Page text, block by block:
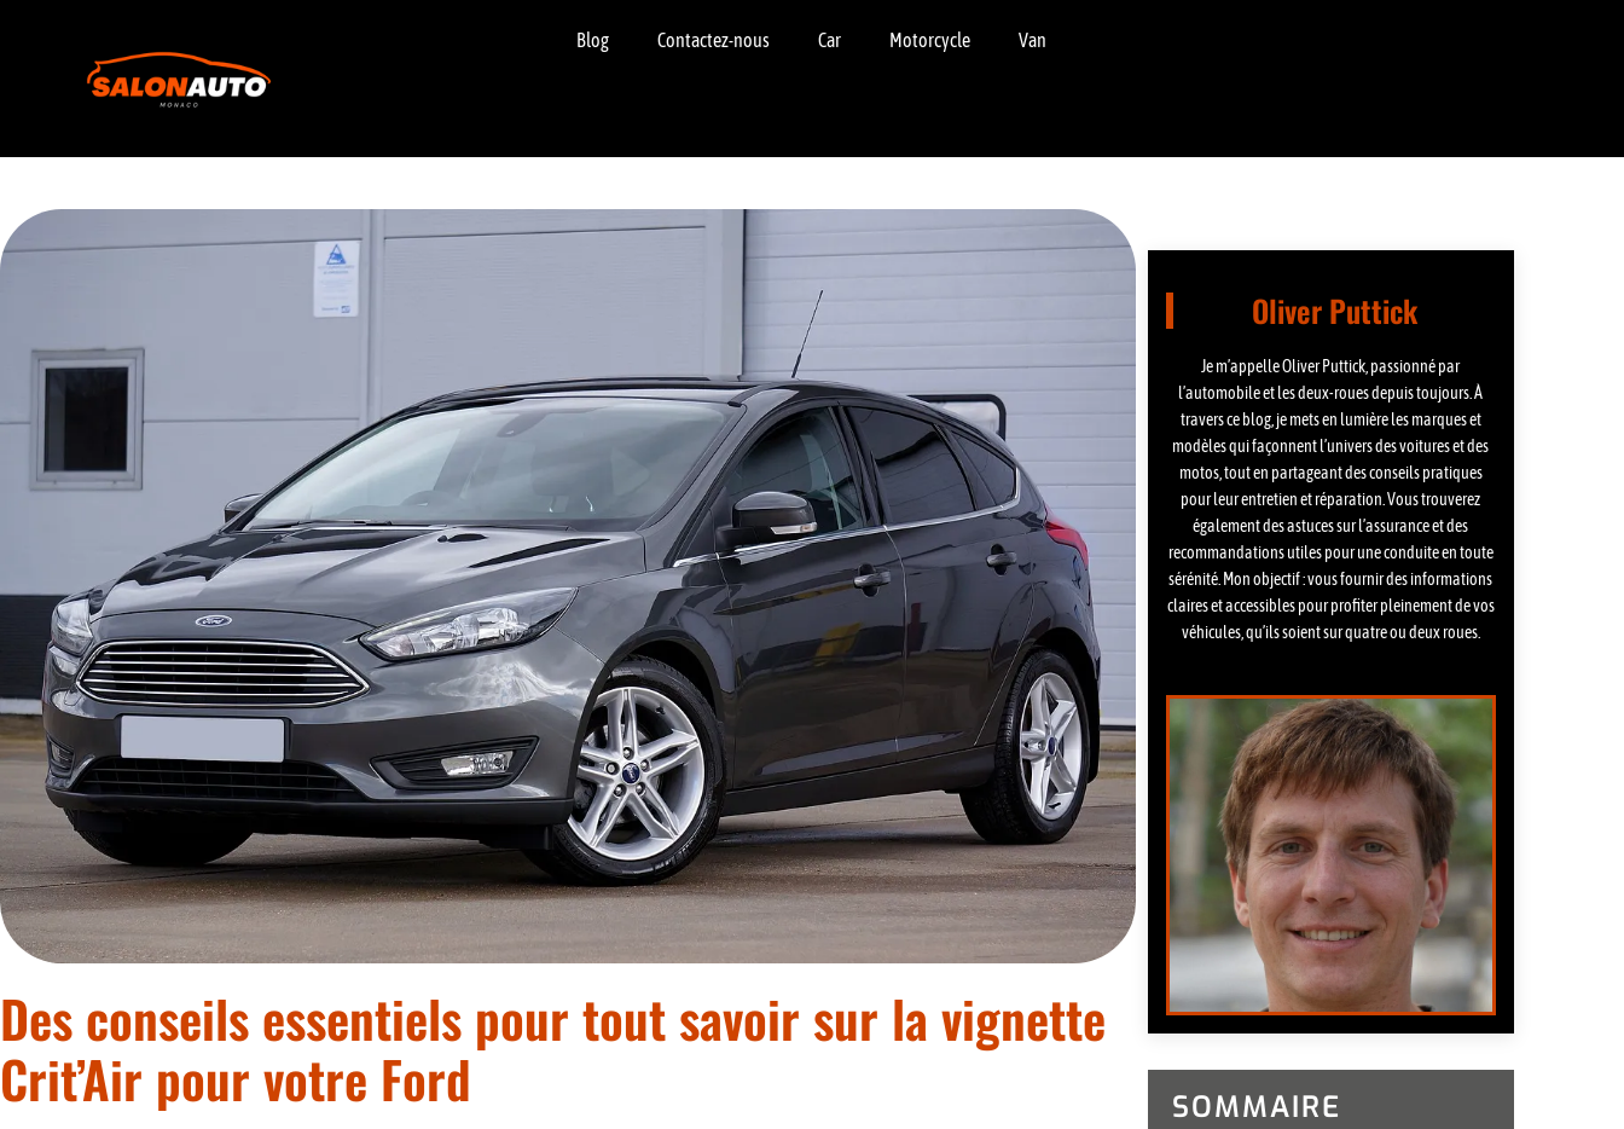
Blog Contactez-nous Car Motorcycle Van
Des conseils essentiels pour tout savoir sur la vignette
Crit’Air pour votre Ford
Oliver Puttick
Je m’appelle Oliver Puttick, passionné par
l’automobile et les deux-roues depuis toujours. À
travers ce blog, je mets en lumière les marques et
modèles qui façonnent l’univers des voitures et des
motos, tout en partageant des conseils pratiques
pour leur entretien et réparation. Vous trouverez
également des astuces sur l’assurance et des
recommandations utiles pour une conduite en toute
sérénité. Mon objectif : vous fournir des informations
claires et accessibles pour profiter pleinement de vos
véhicules, qu’ils soient sur quatre ou deux roues.
SOMMAIRE